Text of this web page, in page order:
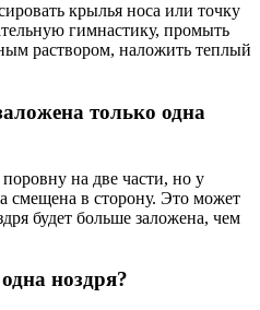
крылья носа или точку
гимнастику, промыть
раствором, наложить теплый
только одна
на две части, но у
смещена в сторону. Это может
будет больше заложена, чем
ноздря?